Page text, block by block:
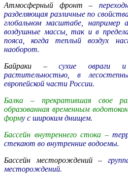
Атмосферный фронт –
разделяющая различные по
глобальном масштабе, например
воздушные массы, так и в
пояса, когда теплый воздух
наоборот.
Байраки –
сухие овраги
растительностью, в
европейской части России.
Балка –
прекратившая свое
образованная временным
форму с широким днищем.
Бассейн внутреннего стока –
стекают во внутренние водоемы.
Бассейн месторождений –
месторождений.